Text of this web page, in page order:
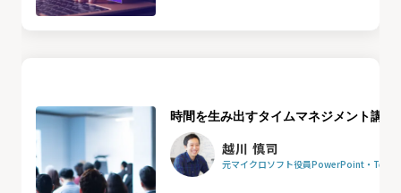
時間を生み出すタイムマネジメント講座
越川 慎司
元マイクロソフト役員PowerPoint・